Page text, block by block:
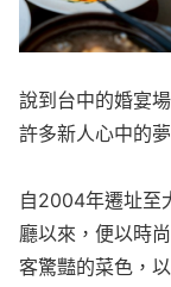
說到台中的婚宴
許多新人心中的
自2004年遷址至
廳以來，便以時
客驚豔的菜色，